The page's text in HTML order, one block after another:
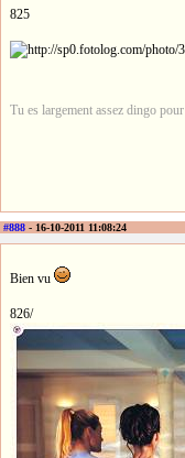
825
Tu es largement assez dingo
#888 - 16-10-2011 11:08:24
Bien vu
826/